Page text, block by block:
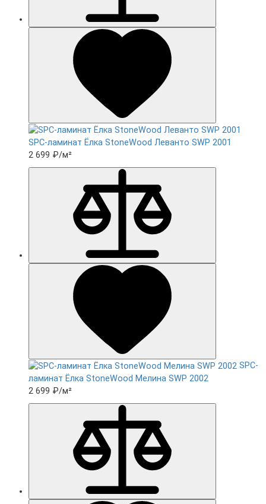
SPC-ламинат Ëлка StoneWood Леванто SWP 2001
2 699 ₽/м²
SPC-
ламинат Ëлка StoneWood Мелина SWP 2002
2 699 ₽/м²